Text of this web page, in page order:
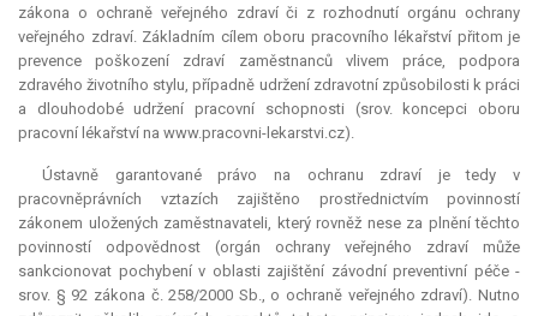
zákona o ochraně veřejného zdraví či z rozhodnutí orgánu ochrany
veřejného zdraví. Základním cílem oboru pracovního lékařství přitom je
prevence poškození zdraví zaměstnanců vlivem práce, podpora
zdravého životního stylu, případně udržení zdravotní způsobilosti k práci
a dlouhodobé udržení pracovní schopnosti (srov. koncepci oboru
pracovní lékařství na www.pracovni-lekarstvi.cz).
Ústavně garantované právo na ochranu zdraví je tedy v
pracovněprávních vztazích zajištěno prostřednictvím povinností
zákonem uložených zaměstnavateli, který rovněž nese za plnění těchto
povinností odpovědnost (orgán ochrany veřejného zdraví může
sankcionovat pochybení v oblasti zajištění závodní preventivní péče -
srov. § 92 zákona č. 258/2000 Sb., o ochraně veřejného zdraví). Nutno